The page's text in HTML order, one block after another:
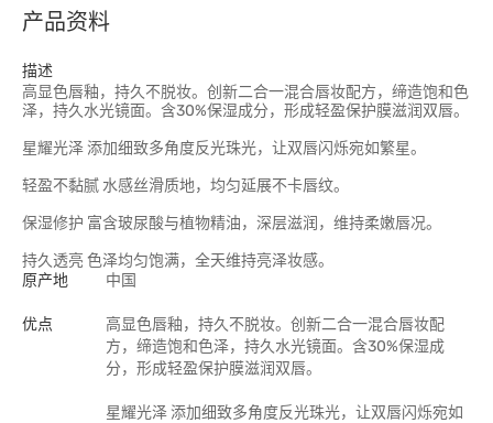
产品资料
描述
高显色唇釉，持久不脱妆。创新二合一混合唇妆配方，缔造饱和色
泽，持久水光镜面。含30%保湿成分，形成轻盈保护膜滋润双唇。
星耀光泽 添加细致多角度反光珠光，让双唇闪烁宛如繁星。
轻盈不黏腻 水感丝滑质地，均匀延展不卡唇纹。
保湿修护 富含玻尿酸与植物精油，深层滋润，维持柔嫩唇况。
持久透亮 色泽均匀饱满，全天维持亮泽妆感。
原产地
中国
优点
高显色唇釉，持久不脱妆。创新二合一混合唇妆配
方，缔造饱和色泽，持久水光镜面。含30%保湿成
分，形成轻盈保护膜滋润双唇。
星耀光泽 添加细致多角度反光珠光，让双唇闪烁宛如